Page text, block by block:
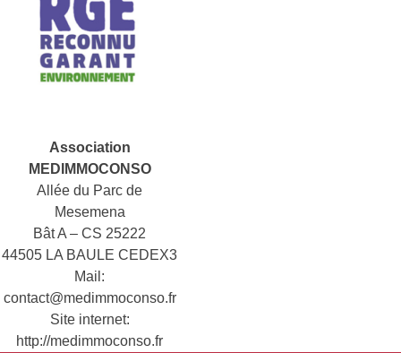
Association
MEDIMMOCONSO
Allée du Parc de
Mesemena
Bât A – CS 25222
44505 LA BAULE CEDEX3
Mail:
contact@medimmoconso.fr
Site internet:
http://medimmoconso.fr